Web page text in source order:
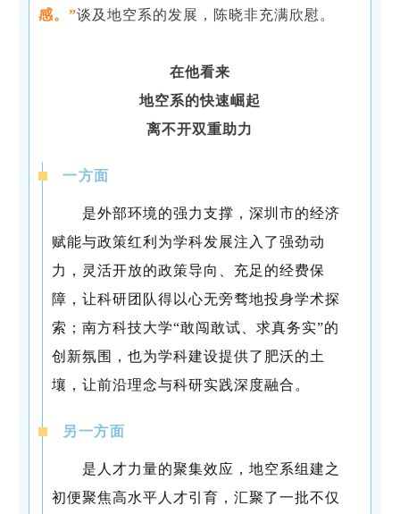
感。”谈及地空系的发展，陈晓非充满欣慰。
在他看来
地空系的快速崛起
离不开双重助力
一方面
是外部环境的强力支撑，深圳市的经济
赋能与政策红利为学科发展注入了强劲动
力，灵活开放的政策导向、充足的经费保
障，让科研团队得以心无旁骛地投身学术探
索；南方科技大学“敢闯敢试、求真务实”的
创新氛围，也为学科建设提供了肥沃的土
壤，让前沿理念与科研实践深度融合。
另一方面
是人才力量的聚集效应，地空系组建之
初便聚焦高水平人才引育，汇聚了一批不仅